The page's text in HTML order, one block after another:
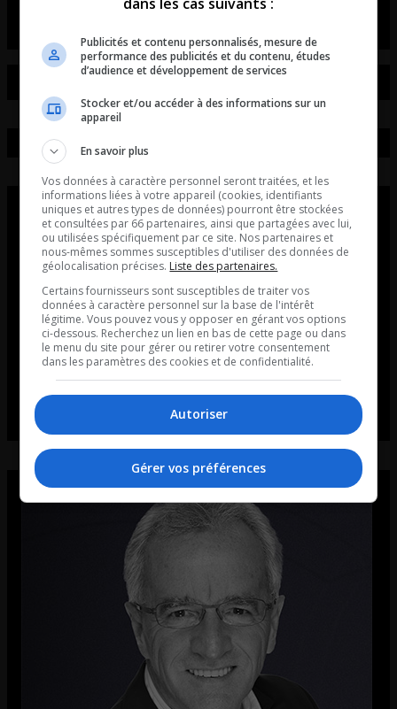
Publicités et contenu personnalisés, mesure de
performance des publicités et du contenu, études
d’audience et développement de services
Stocker et/ou accéder à des informations sur un
appareil
En savoir plus
Vos données à caractère personnel seront traitées, et les
informations liées à votre appareil (cookies, identifiants
uniques et autres types de données) pourront être stockées
et consultées par 66 partenaires, ainsi que partagées avec lui,
ou utilisées spécifiquement par ce site. Nos partenaires et
nous-mêmes sommes susceptibles d'utiliser des données de
géolocalisation précises. Liste des partenaires.
Certains fournisseurs sont susceptibles de traiter vos
données à caractère personnel sur la base de l'intérêt
légitime. Vous pouvez vous y opposer en gérant vos options
ci-dessous. Recherchez un lien en bas de cette page ou dans
le menu du site pour gérer ou retirer votre consentement
dans les paramètres des cookies et de confidentialité.
Autoriser
Gérer vos préférences